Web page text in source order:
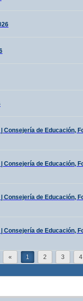
Consejería de Educación,
Consejería de Educación,
Consejería de Educación,
Consejería de Educación,
« 1 2 3 4